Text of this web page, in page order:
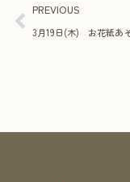
PREVIOUS
3月19日(木) お花紙あ